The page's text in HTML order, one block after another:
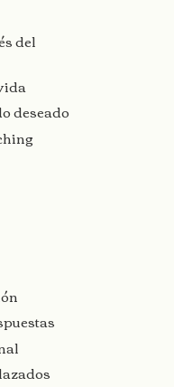
del
deseado